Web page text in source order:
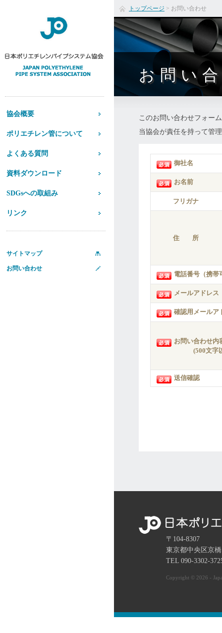
トップページ > お問い合わせ
お問い
このお問い合わせフォー
当協会が責任を持って管
御社名
お名前
フリガナ
住 所
電話番号（携帯
メールアドレス
確認用メールア
お問い合わせ内
(500文字
送信確認
〒104-8307
東京都中央区京
TEL 090-3302-
Copyright © 2026 -
協会概要
ポリエチレン管について
よくある質問
資料ダウンロード
SDGsへの取組み
リンク
サイトマップ
お問い合わせ